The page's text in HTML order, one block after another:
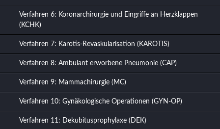
Verfahren 6: Koronarchirurgie und Eingriffe an Herzklappen
(KCHK)
Verfahren 7: Karotis-Revaskularisation (KAROTIS)
Verfahren 8: Ambulant erworbene Pneumonie (CAP)
Verfahren 9: Mammachirurgie (MC)
Verfahren 10: Gynäkologische Operationen (GYN-OP)
Verfahren 11: Dekubitusprophylaxe (DEK)